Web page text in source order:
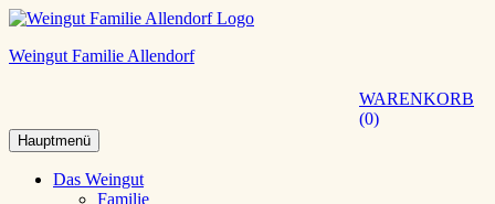
Weingut Familie Allendorf
WARENKORB
0
Hauptmenü
Das Weingut
Familie